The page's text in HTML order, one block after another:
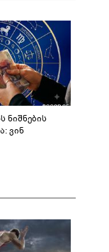
ნიშნების
ვინ